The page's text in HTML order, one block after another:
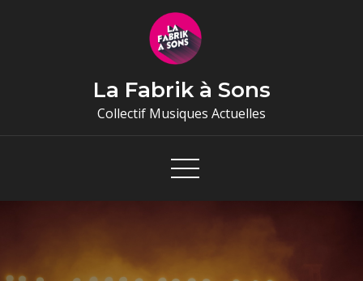
La Fabrik à Sons
Collectif Musiques Actuelles